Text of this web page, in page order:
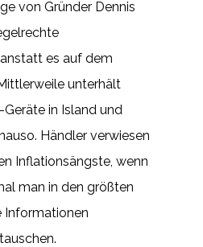
von Gründer Dennis
es auf dem
unterhält
in Island und
Händler verwiesen
Inflationsängste, wenn
man in den größten
Informationen